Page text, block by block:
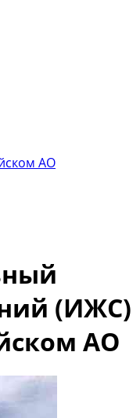
АО
(ИЖС)
АО